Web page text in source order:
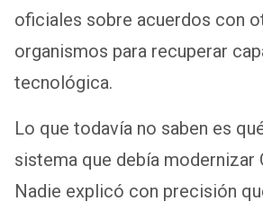
oficiales sobre acuerdos con
organismos para recuperar
tecnológica.
Lo que todavía no saben es
sistema que debía modernizar
Nadie explicó con precisión